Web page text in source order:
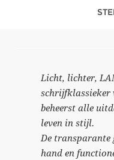
Licht, lichter,
schrijfklassieker
beheerst alle
leven in stijl.
De
hand en